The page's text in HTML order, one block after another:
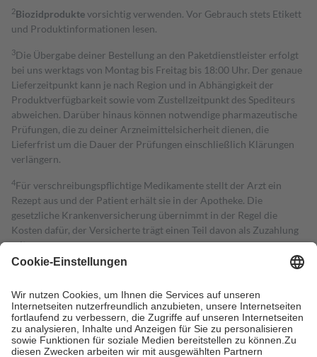
2Biozidproduktevorsichtig verwenden. Vor Gebrauch stets Etikett
und Produktinformationen lesen.
3Die Übergabe deiner Bestellung an den Paketdienstleister erfolgt
bei uns werktags von Montag bis Freitag bis 18:00 Uhr. Der genaue
Lieferzeitpunkt kann je nach Region und in Abhängigkeit der
Produktverfügbarkeit sowie vom Zustellzeitpunkt des Spediteurs
abweichen. Darüber hinaus können notwendige pharmazeutische
Prüfungen, die zu deiner Arzneimittelsicherheit dienen, die
Lieferfrist um die Dauer der Prüfungen einschließlich Klärungen
verlängern.
4Für verschreibungspflichtige Medikamente stellt der Arzt ein
Rezept aus und der Patient erhält sie in der Apotheke. Die
gesetzliche Krankenversicherung übernimmt in der Regel die
Kosten dafür, der Versicherte trägt einen Teil davon als Zuzahlung
mit.
Grundsätzlich leisten Mitglieder Zuzahlungen in Höhe von zehn
höchstens zehn Euro.
Es sind jedoch nie mehr als die tatsächlichen
Kosten der Leistung zu entrichten.
Diese Regeln gelten grundsätzlich auch für Online-Apotheken.
Bei Heilmitteln und häuslicher Krankenpflege beträgt die
Zuzahlung zehn Prozent der Kosten sowie zehn Euro je